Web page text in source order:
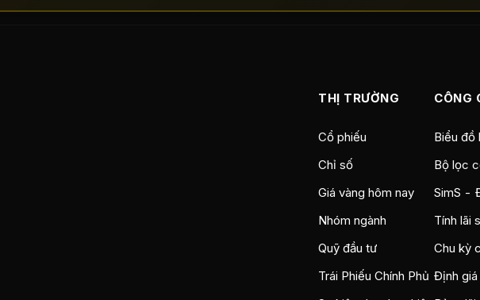
THỊ TRƯỜNG
Cổ phiếu
Chỉ số
Giá vàng hôm nay
Nhóm ngành
Quỹ đầu tư
Trái Phiếu Chính Phủ
CÔNG
Biểu đồ
Bộ lọc
SimS -
Tính lãi
Chu kỳ
Định giá